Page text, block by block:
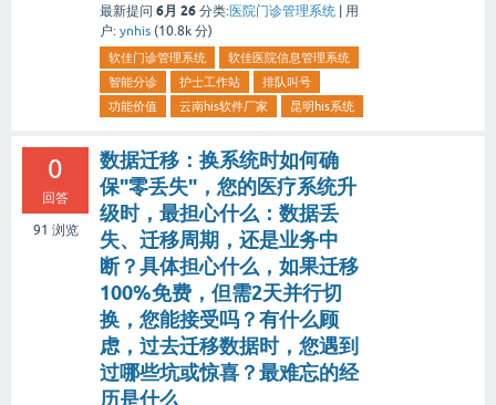
最新提问 6月 26 分类:医院门诊管理系统
用
户: ynhis (10.8k 分)
软佳门诊管理系统
软佳医院信息管理系统
智能分诊
护士工作站
排队叫号
功能价值
云南his软件厂家 昆明his系统
0
回答
91 浏览
数据迁移：换系统时如何确
保"零丢失"，您的医疗系统升
级时，最担心什么：数据丢
失、迁移周期，还是业务中
断？具体担心什么，如果迁移
100%免费，但需2天并行切
换，您能接受吗？有什么顾
虑，过去迁移数据时，您遇到
过哪些坑或惊喜？最难忘的经
历是什么